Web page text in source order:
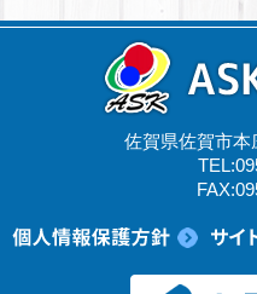
佐賀県佐賀市本